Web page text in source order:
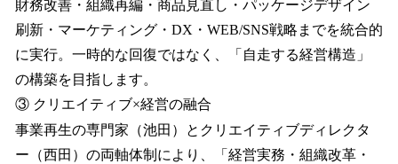
財務改善・組織再編・商品見直し・パッケージデザイン
刷新・マーケティング・DX・WEB/SNS戦略までを統合的
に実行。一時的な回復ではなく、「自走する経営構造」
の構築を目指します。
③ クリエイティブ×経営の融合
事業再生の専門家（池田）とクリエイティブディレクタ
ー（西田）の両軸体制により、「経営実務・組織改革・